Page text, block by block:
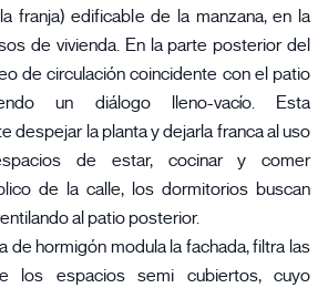
franja) edificable de la manzana, en la
de vivienda. En la parte posterior del
de circulación coincidente con el patio
un diálogo lleno-vacío. Esta
despejar la planta y dejarla franca al uso
de estar, cocinar y comer
de la calle, los dormitorios buscan
al patio posterior.
de hormigón modula la fachada, filtra las
los espacios semi cubiertos, cuyo